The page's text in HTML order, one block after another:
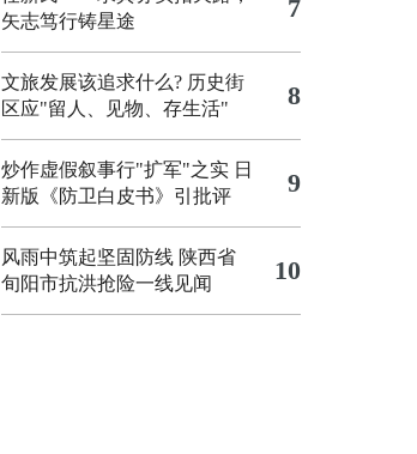
矢志笃行铸星途
7
文旅发展该追求什么? 历史街
区应"留人、见物、存生活"
8
炒作虚假叙事行"扩军"之实 日
新版《防卫白皮书》引批评
9
风雨中筑起坚固防线 陕西省
旬阳市抗洪抢险一线见闻
10